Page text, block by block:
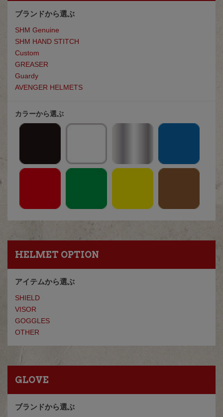
ブランドから選ぶ
SHM Genuine
SHM HAND STITCH
Custom
GREASER
Guardy
AVENGER HELMETS
カラーから選ぶ
HELMET OPTION
アイテムから選ぶ
SHIELD
VISOR
GOGGLES
OTHER
GLOVE
ブランドから選ぶ